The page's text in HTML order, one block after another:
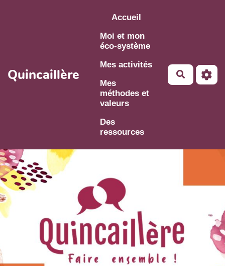
Aller au contenu principal
Quincaillère
Accueil
Moi et mon
éco-système
Mes activités
Mes
méthodes et
valeurs
Des
ressources